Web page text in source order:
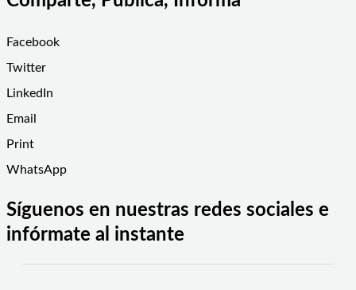
Facebook
Twitter
LinkedIn
Email
Print
WhatsApp
Síguenos en nuestras redes sociales e
infórmate al instante